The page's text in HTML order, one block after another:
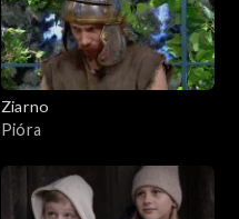
Ziarno
Pióra